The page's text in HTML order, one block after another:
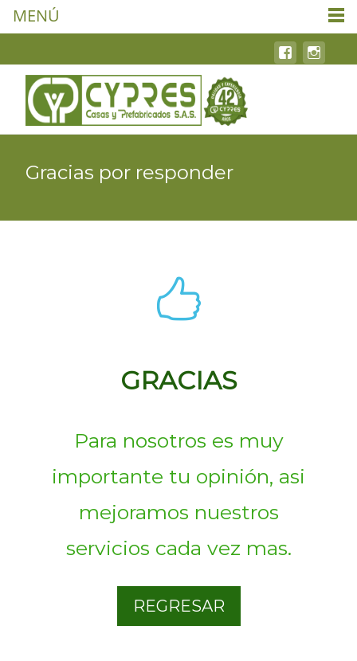
Gracias por responder
GRACIAS
Para nosotros es muy
importante tu opinión, asi
mejoramos nuestros
servicios cada vez mas.
REGRESAR
MENÚ